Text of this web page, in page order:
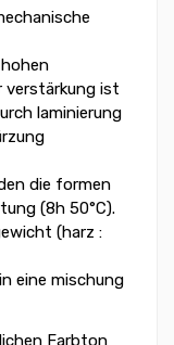
verstärkung ist
laminierung
die formen
(8h 50°C).
(harz :
eine mischung
Farbton